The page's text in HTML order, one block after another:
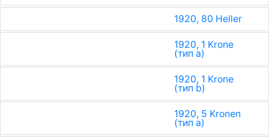
1920, 80 Heller
1920, 1 Krone
(тип a)
1920, 1 Krone
(тип b)
1920, 5 Kronen
(тип a)